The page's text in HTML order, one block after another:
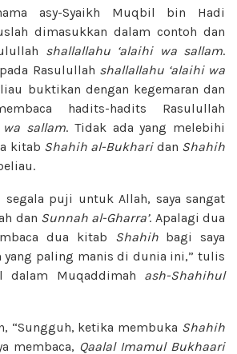
asy-Syaikh Muqbil bin Hadi
dimasukkan dalam contoh dan
shallallahu ‘alaihi wa sallam.
Rasulullah shallallahu ‘alaihi wa
buktikan dengan kegemaran dan
hadits-hadits Rasulullah
wa sallam. Tidak ada yang melebihi
kitab Shahih al-Bukhari dan Shahih
segala puji untuk Allah, saya sangat
dan Sunnah al-Gharra’. Apalagi dua
dua kitab Shahihbagi saya
yang paling manis di dunia ini,” tulis
dalam Muqaddimah ash-Shahihul
“Sungguh, ketika membuka Shahih
membaca, Qaalal Imamul Bukhaari